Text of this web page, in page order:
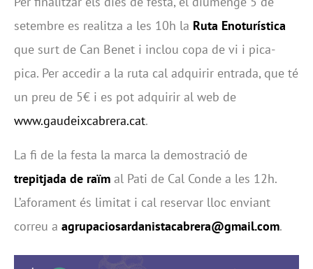
setembre es realitza a les 10h la Ruta Enoturística
que surt de Can Benet i inclou copa de vi i pica-
pica. Per accedir a la ruta cal adquirir entrada, que té
un preu de 5€ i es pot adquirir al web de
www.gaudeixcabrera.cat.
La fi de la festa la marca la demostració de
trepitjada de raïm al Pati de Cal Conde a les 12h.
L’aforament és limitat i cal reservar lloc enviant
correu a agrupaciosardanistacabrera@gmail.com.